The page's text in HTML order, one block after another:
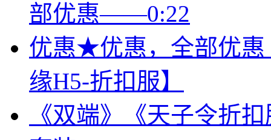
部优惠——0:22
优惠★优惠，全部优惠
缘H5-折扣服】
《双端》《天子令折